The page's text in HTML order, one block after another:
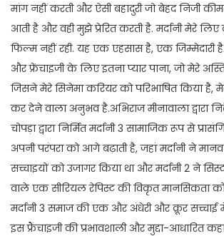
मांग नहीं करती और ऐसी बहादुरी जो बेहद निजी
आती है और वही मुझे प्रेरित करती है. मर्दानी मेरे
फिल्म नहीं रही. यह एक एहसास है, एक जिम्मेदारी
और फ्रेंचाइजी के लिए इतना प्यार पाना, जो मेरे
जिसने मेरे सिनेमा करियर को परिभाषित किया है,
कर देने वाला अनुभव है.अभिराज मीनावाला द्वारा
चोपड़ा द्वारा निर्मित मर्दानी 3 सामाजिक रूप से
अपनी परंपरा को आगे बढ़ाती है, जहां मर्दानी ने
सच्चाइयों को उजागर किया था और मर्दानी 2 ने
वाले एक सीरियल रेपिस्ट की विकृत मानसिकता को
मर्दानी 3 समाज की एक और अंधेरी और क्रूर सच्चाई
इस फ्रैंचाइजी की प्रभावशाली और मुद्दा-आधारित